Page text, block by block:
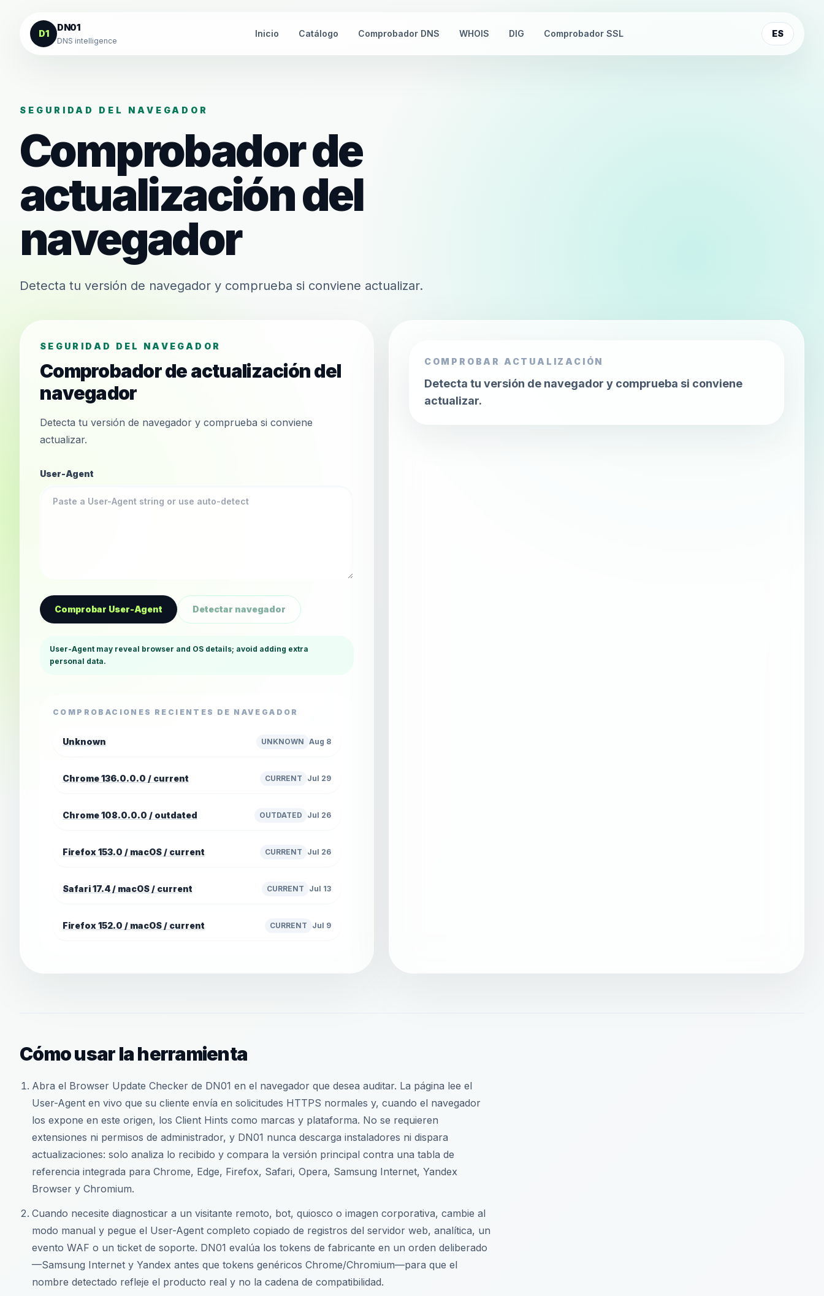
Saltar al contenido
D1
DN01
DNS intelligence
Inicio Catálogo Comprobador DNS WHOIS DIG Comprobador SSL ES
SEGURIDAD DEL NAVEGADOR
Comprobador de
actualización del
navegador
Detecta tu versión de navegador y comprueba si conviene actualizar.
SEGURIDAD DEL NAVEGADOR
Comprobador de actualización del
navegador
Detecta tu versión de navegador y comprueba si conviene
actualizar.
User-Agent
Comprobar User-Agent Detectar navegador
User-Agent may reveal browser and OS details; avoid adding extra
personal data.
COMPROBACIONES RECIENTES DE NAVEGADOR
Unknown UNKNOWN Aug 8
Chrome 136.0.0.0 / current CURRENT Jul 29
Chrome 108.0.0.0 / outdated OUTDATED Jul 26
Firefox 153.0 / macOS / current CURRENT Jul 26
Safari 17.4 / macOS / current CURRENT Jul 13
Firefox 152.0 / macOS / current CURRENT Jul 9
COMPROBAR ACTUALIZACIÓN
Detecta tu versión de navegador y comprueba si conviene
actualizar.
Cómo usar la herramienta
Abra el Browser Update Checker de DN01 en el navegador que desea auditar. La página lee el
User-Agent en vivo que su cliente envía en solicitudes HTTPS normales y, cuando el navegador
los expone en este origen, los Client Hints como marcas y plataforma. No se requieren
extensiones ni permisos de administrador, y DN01 nunca descarga instaladores ni dispara
actualizaciones: solo analiza lo recibido y compara la versión principal contra una tabla de
referencia integrada para Chrome, Edge, Firefox, Safari, Opera, Samsung Internet, Yandex
Browser y Chromium.
Cuando necesite diagnosticar a un visitante remoto, bot, quiosco o imagen corporativa, cambie al
modo manual y pegue el User-Agent completo copiado de registros del servidor web, analítica, un
evento WAF o un ticket de soporte. DN01 evalúa los tokens de fabricante en un orden deliberado
—Samsung Internet y Yandex antes que tokens genéricos Chrome/Chromium—para que el
nombre detectado refleje el producto real y no la cadena de compatibilidad.